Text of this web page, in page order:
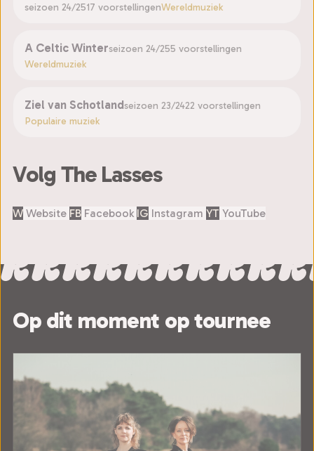
seizoen 24/2517 voorstellingenWereldmuziek
A Celtic Winterseizoen 24/255 voorstellingen
Wereldmuziek
Ziel van Schotlandseizoen 23/2422 voorstellingen
Populaire muziek
Volg The Lasses
W Website FB Facebook IG Instagram YT YouTube
Op dit moment op tournee